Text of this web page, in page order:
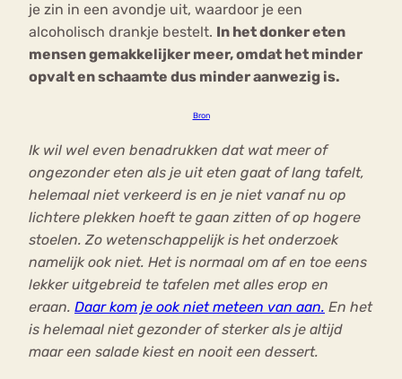
je zin in een avondje uit, waardoor je een
alcoholisch drankje bestelt. In het donker eten
mensen gemakkelijker meer, omdat het minder
opvalt en schaamte dus minder aanwezig is.
Bron
Ik wil wel even benadrukken dat wat meer of
ongezonder eten als je uit eten gaat of lang tafelt,
helemaal niet verkeerd is en je niet vanaf nu op
lichtere plekken hoeft te gaan zitten of op hogere
stoelen. Zo wetenschappelijk is het onderzoek
namelijk ook niet. Het is normaal om af en toe eens
lekker uitgebreid te tafelen met alles erop en
eraan. Daar kom je ook niet meteen van aan. En het
is helemaal niet gezonder of sterker als je altijd
maar een salade kiest en nooit een dessert.